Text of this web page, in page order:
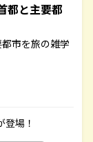
都と主要都
市を旅の雑学
登場！